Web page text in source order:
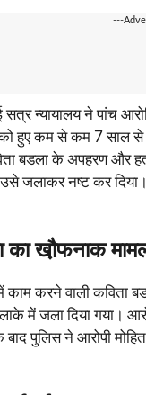
---
सत्र न्यायालय ने पांच
हुए कम से कम 7 साल से
बडला के अपहरण और
नष्ट कर दिया।
खौ़फनाक
काम करने वाली कविता
में जला दिया गया।
पुलिस ने आरोपी मोहित